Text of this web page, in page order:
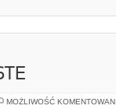
MOŻLIWOŚĆ